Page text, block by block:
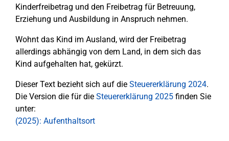
Kinderfreibetrag und den Freibetrag für Betreuung,
Erziehung und Ausbildung in Anspruch nehmen.
Wohnt das Kind im Ausland, wird der Freibetrag
allerdings abhängig von dem Land, in dem sich das
Kind aufgehalten hat, gekürzt.
Dieser Text bezieht sich auf die Steuererklärung 2024.
Die Version die für die Steuererklärung 2025 finden Sie
unter:
(2025): Aufenthaltsort